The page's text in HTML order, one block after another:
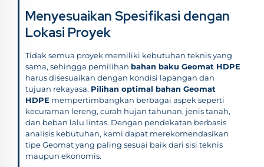
Menyesuaikan Spesifikasi dengan
Lokasi Proyek
Tidak semua proyek memiliki kebutuhan teknis yang
sama, sehingga pemilihan bahan baku Geomat HDPE
harus disesuaikan dengan kondisi lapangan dan
tujuan rekayasa. Pilihan optimal bahan Geomat
HDPE mempertimbangkan berbagai aspek seperti
kecuraman lereng, curah hujan tahunan, jenis tanah,
dan beban lalu lintas. Dengan pendekatan berbasis
analisis kebutuhan, kami dapat merekomendasikan
tipe Geomat yang paling sesuai baik dari sisi teknis
maupun ekonomis.